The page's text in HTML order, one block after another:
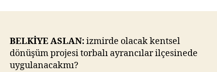
üzerinde
sormuş
BELKİYE ASLAN:izmirde olacak kentsel
dönüşüm projesi torbalı ayrancılar ilçesinede
uygulanacakmı?